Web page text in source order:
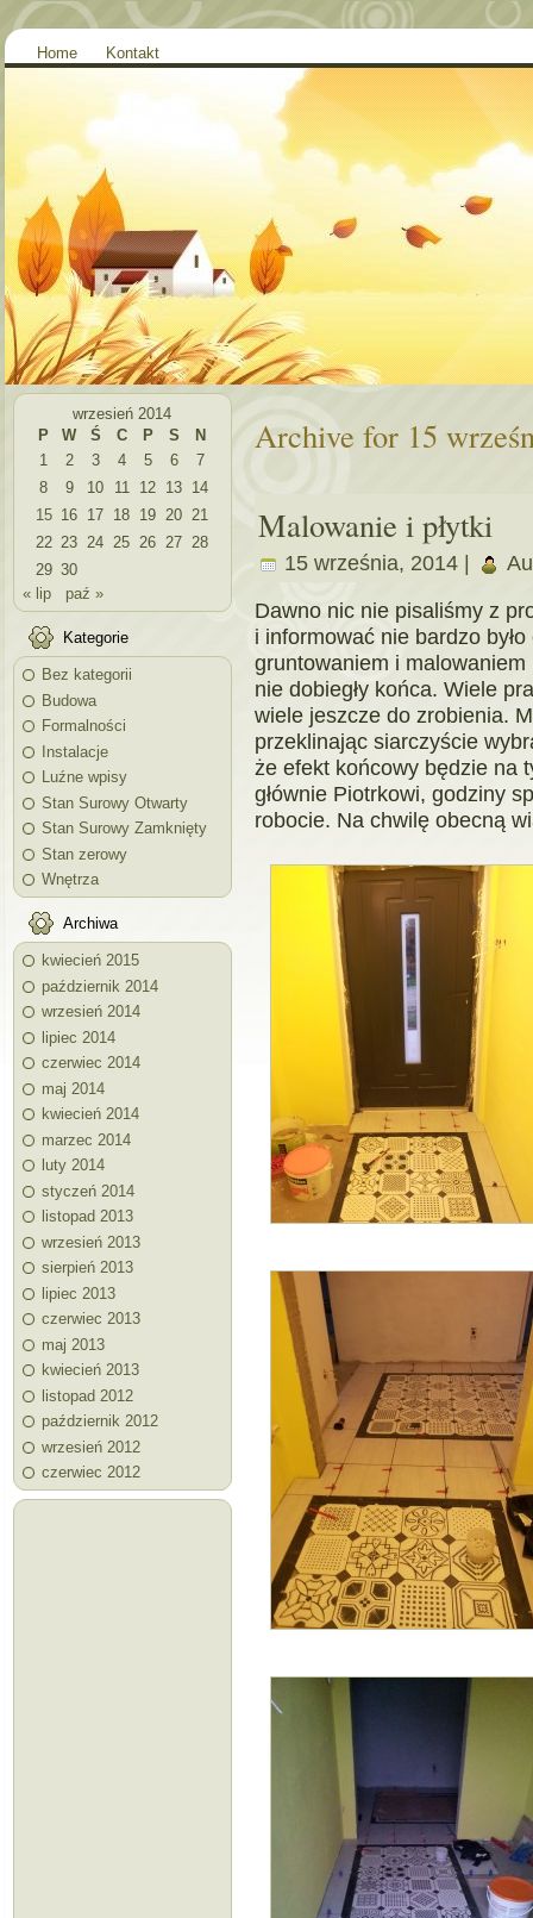
Home Kontakt
wrzesień 2014
P
W Ś C P S
N
1
2 3 4 5 6
7
8
9 10 11 12 13 14
15 16 17 18 19 20 21
22 23 24 25 26 27 28
29 30
« lip
paź »
Kategorie
Bez kategorii
Budowa
Formalności
Instalacje
Luźne wpisy
Stan Surowy Otwarty
Stan Surowy Zamknięty
Stan zerowy
Wnętrza
Archiwa
kwiecień 2015
październik 2014
wrzesień 2014
lipiec 2014
czerwiec 2014
maj 2014
kwiecień 2014
marzec 2014
luty 2014
styczeń 2014
listopad 2013
wrzesień 2013
sierpień 2013
lipiec 2013
czerwiec 2013
maj 2013
kwiecień 2013
listopad 2012
październik 2012
wrzesień 2012
czerwiec 2012
Archive for 15
Malowanie i płytki
15 września, 2014 |
Dawno nic nie pisaliśmy z
i informować nie bardzo
gruntowaniem i malowaniem
nie dobiegły końca. Wiele
wiele jeszcze do zrobienia.
przeklinając siarczyście
że efekt końcowy będzie na
głównie Piotrkowi, godziny
robocie. Na chwilę obecną